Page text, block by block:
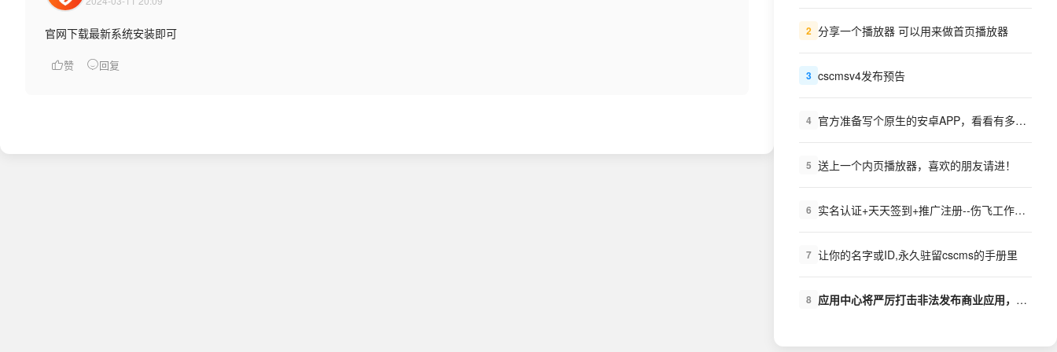
官网下载最新系统安装即可
赞 回复
2 分享一个播放器 可以用来做首页播放器
3 cscmsv4发布预告
4 官方准备写个原生的安卓APP，看看有多少需求？
5 送上一个内页播放器，喜欢的朋友请进！
6 实名认证+天天签到+推广注册--伤飞工作室++扩展下载
7 让你的名字或ID,永久驻留cscms的手册里
8 应用中心将严厉打击非法发布商业应用，盗版商业应用的行为